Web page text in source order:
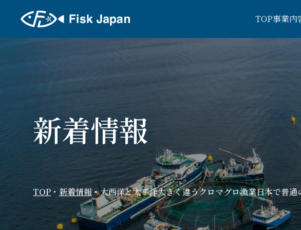
TOP事業内
新着情報
TOP ・新着情報・大西洋と太平洋大きく違うクロマグロ漁業日本で普通